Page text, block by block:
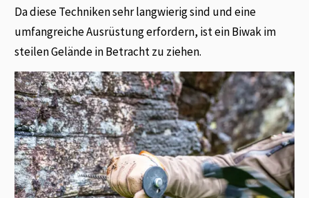
Da diese Techniken sehr langwierig sind und eine
umfangreiche Ausrüstung erfordern, ist ein Biwak im
steilen Gelände in Betracht zu ziehen.